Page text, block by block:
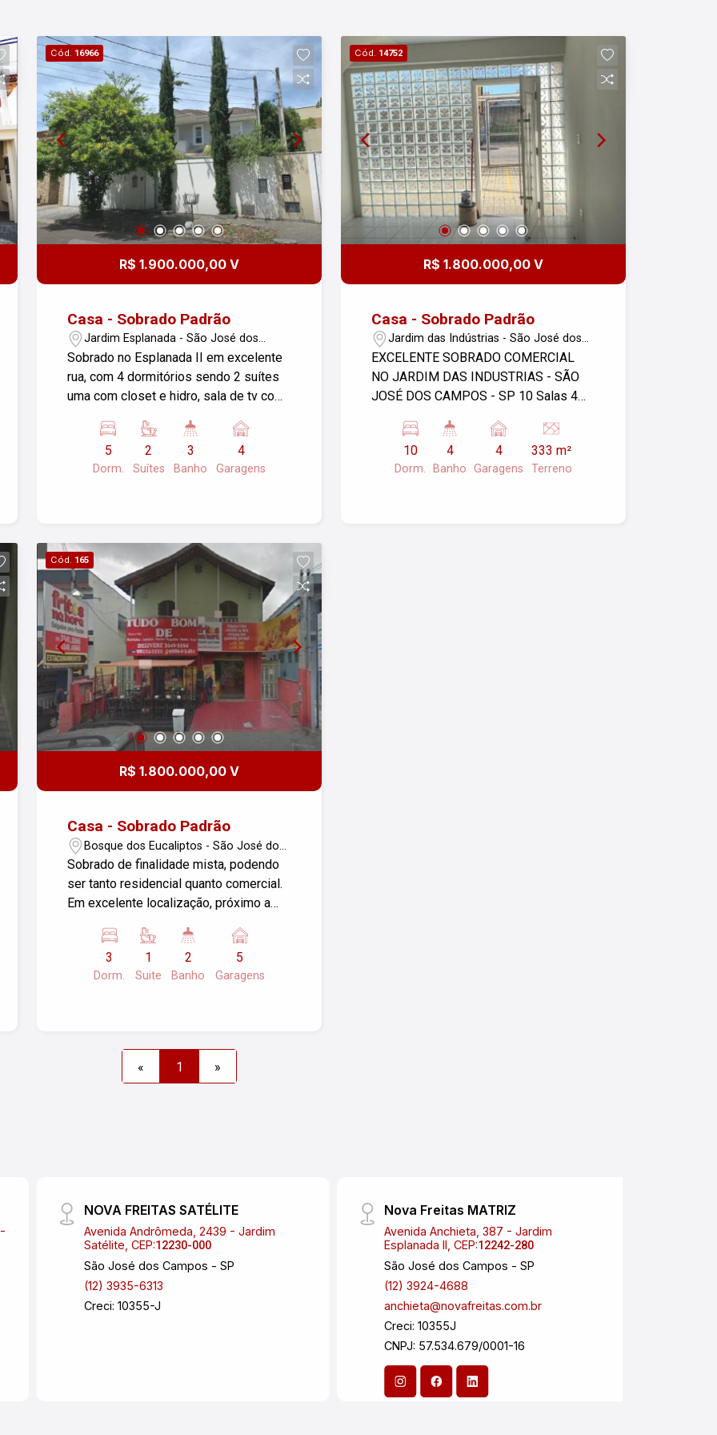
Cód. 16966
R$ 1.900.000,00 V
Casa - Sobrado Padrão
Jardim Esplanada - São José dos
Campos/SP
Sobrado no Esplanada II em excelente
rua, com 4 dormitórios sendo 2 suítes
uma com closet e hidro, sala de tv com
gourmet, edicula completa, pomar,
jardim com frente, 4 garagem coberta
5
Dorm.
2
Suítes
3
Banho
4
Garagens
Cód. 14752
R$ 1.800.000,00 V
Casa - Sobrado Padrão
Jardim das Indústrias - São José dos
Campos/SP
EXCELENTE SOBRADO COMERCIAL
NO JARDIM DAS INDUSTRIAS - SÃO
JOSÉ DOS CAMPOS - SP 10 Salas 4
Habite se Comercial Confira e agende
sua visita!!!
10
Dorm.
4
Banho
4
Garagens
333 m²
Terreno
Cód. 165
R$ 1.800.000,00 V
Casa - Sobrado Padrão
Bosque dos Eucaliptos - São José dos
Campos/SP
Sobrado de finalidade mista, podendo
ser tanto residencial quanto comercial.
Em excelente localização, próximo a
Situado na principal avenida do bairro,
com grande movimentação, fácil
acesso principais vias. Possui 325m²,
3
Dorm.
1
Suite
2
Banho
5
Garagens
« 1 »
NOVA FREITAS SATÉLITE
Avenida Andrômeda, 2439 - Jardim
Satélite, CEP:12230-000
São José dos Campos - SP
(12) 3935-6313
Creci: 10355-J
Nova Freitas MATRIZ
Avenida Anchieta, 387 - Jardim
Esplanada II, CEP:12242-280
São José dos Campos - SP
(12) 3924-4688
anchieta@novafreitas.com.br
Creci: 10355J
CNPJ: 57.534.679/0001-16